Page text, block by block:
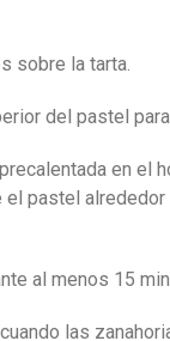
sobre la tarta.
del pastel
en el
pastel
al menos 15
las